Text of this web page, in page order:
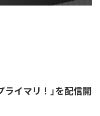
ライマリ！」を配信開